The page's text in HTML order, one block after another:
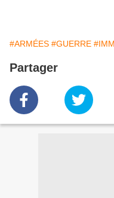
#ARMÉES #GUERRE
Partager